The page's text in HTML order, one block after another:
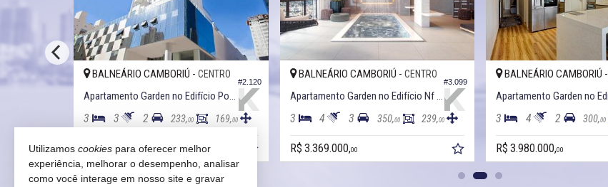
#2.120
BALNEÁRIO CAMBORIÚ - CENTRO
Apartamento Garden no Edifício Portinax
3 3 2 233,00 169,00
R$ 2.605.000,00
#3.099
BALNEÁRIO CAMBORIÚ - CENTRO
Apartamento Garden no Edifício Nf Reference
3 4 3 350,00 239,00
R$ 3.369.000,00
BALNEÁRIO CAMBORIÚ -
3 4 2 300,00
R$ 3.980.000,00
Utilizamos cookies para oferecer melhor
experiência, melhorar o desempenho, analisar
como você interage em nosso site e gravar